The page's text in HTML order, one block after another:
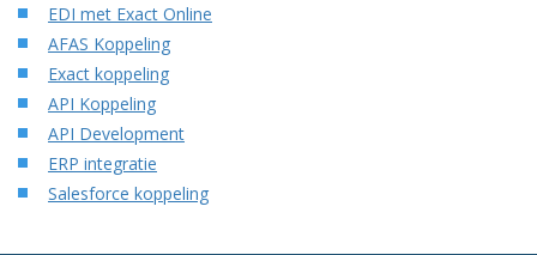
EDI met Exact Online
AFAS Koppeling
Exact koppeling
API Koppeling
API Development
ERP integratie
Salesforce koppeling